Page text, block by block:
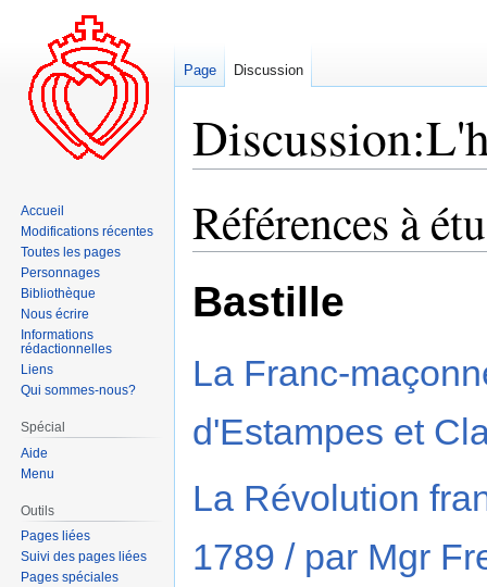
la
la
Références à
Bastille
La Franc-
d'Estampes et
La Révolution
1789 / par Mgr
Page Discussion
Accueil
Modifications récentes
Toutes les pages
Personnages
Bibliothèque
Nous écrire
Informations
rédactionnelles
Liens
Qui sommes-nous?
Spécial
Aide
Menu
Outils
Pages liées
Suivi des pages liées
Pages spéciales